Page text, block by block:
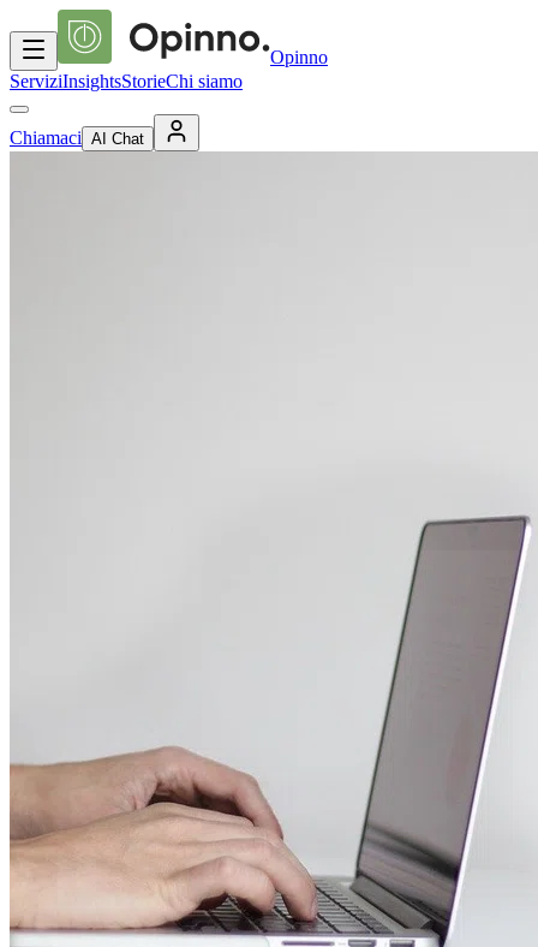
Opinno
ServiziInsightsStorieChi siamo
Chiamaci AI Chat